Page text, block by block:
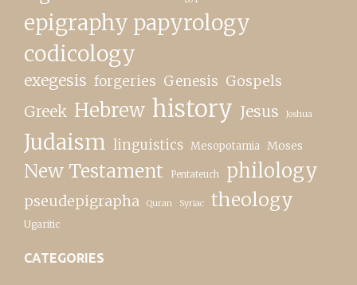
epigraphy papyrology
codicology
exegesis forgeries Genesis Gospels
Greek Hebrew history Jesus Joshua
Judaism linguistics Mesopotamia Moses
New Testament Pentateuch philology
pseudepigrapha Quran Syriac theology
Ugaritic
CATEGORIES